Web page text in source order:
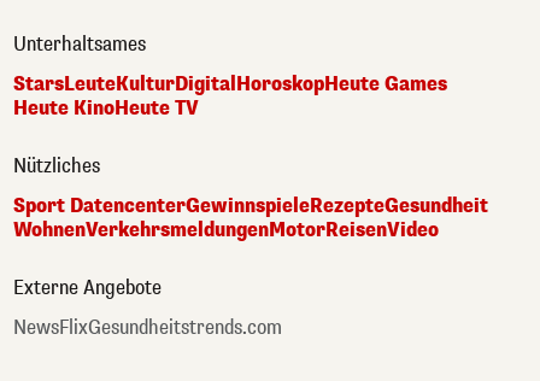
Unterhaltsames
StarsLeuteKulturDigitalHoroskopHeute Games
Heute KinoHeute TV
Nützliches
Sport DatencenterGewinnspieleRezepteGesundheit
WohnenVerkehrsmeldungenMotorReisenVideo
Externe Angebote
NewsFlixGesundheitstrends.com